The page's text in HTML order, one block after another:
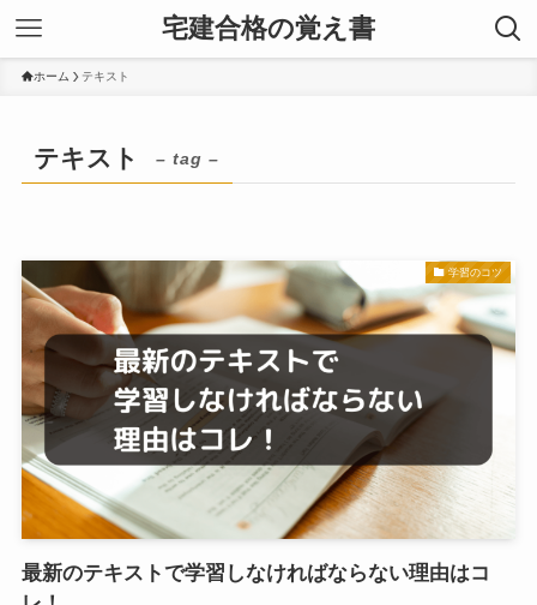
宅建合格の覚え書
ホーム テキスト
テキスト – tag –
学習のコツ
最新のテキストで学習しなければならない理由はコ